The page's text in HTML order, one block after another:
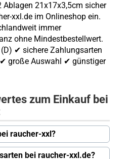
21x17x3,5cm sicher
xxl.de im Onlineshop ein.
immer
ohne Mindestbestellwert.
✔ sichere Zahlungsarten
große Auswahl ✔ günstiger
zum Einkauf bei
raucher-xxl?
bei raucher-xxl.de?